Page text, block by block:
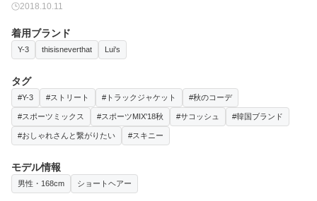
2018.10.11
着用ブランド
Y-3 thisisneverthat Lui's
タグ
#Y-3 #ストリート #トラックジャケット #秋のコーデ
#スポーツミックス #スポーツMIX'18秋 #サコッシュ #韓国ブランド
#おしゃれさんと繋がりたい #スキニー
モデル情報
男性・168cm ショートヘアー